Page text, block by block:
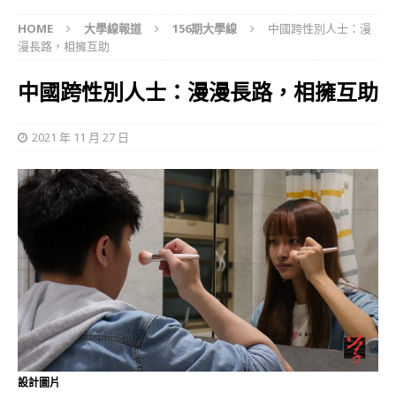
HOME 大學線報道 156期大學線
中國跨性別人士：漫
漫長路，相擁互助
中國跨性別人士：漫漫長路，相擁互助
2021 年 11 月 27 日
設計圖片